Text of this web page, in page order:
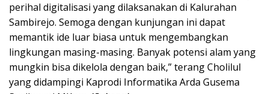
perihal digitalisasi yang dilaksanakan di Kalurahan
Sambirejo. Semoga dengan kunjungan ini dapat
memantik ide luar biasa untuk mengembangkan
lingkungan masing-masing. Banyak potensi alam yang
mungkin bisa dikelola dengan baik,” terang Cholilul
yang didampingi Kaprodi Informatika Arda Gusema